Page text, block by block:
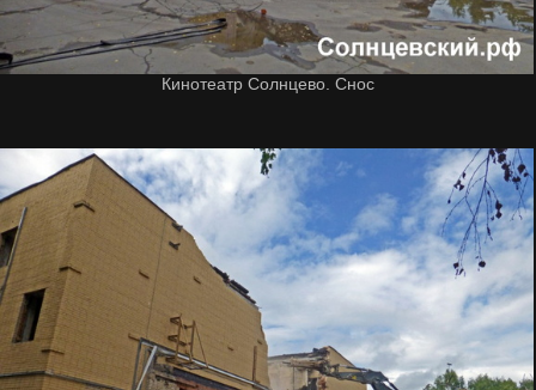
Кинотеатр Солнцево. Снос